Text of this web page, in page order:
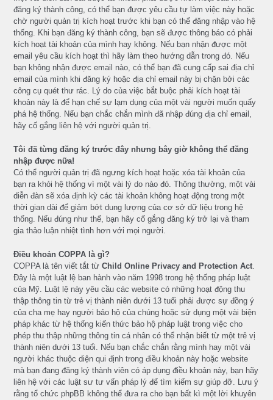
đăng ký thành công, có thể bạn được yêu cầu tự làm việc này hoặc
chờ người quản trị kích hoạt trước khi bạn có thể đăng nhập vào hệ
thống. Khi bạn đăng ký thành công, bạn sẽ được thông báo có phải
kích hoạt tài khoản của mình hay không. Nếu bạn nhận được một
email yêu cầu kích hoạt thì hãy làm theo hướng dẫn trong đó. Nếu
bạn không nhận được email nào, có thể bạn đã cung cấp sai địa chỉ
email của mình khi đăng ký hoặc địa chỉ email này bị chặn bởi các
công cụ quét thư rác. Lý do của việc bắt buộc phải kích hoạt tài
khoản này là để hạn chế sự lạm dụng của một vài người muốn quấy
phá hệ thống. Nếu bạn chắc chắn mình đã nhập đúng địa chỉ email,
hãy cố gắng liên hệ với người quản trị.
Tôi đã từng đăng ký trước đây nhưng bây giờ không thể đăng
nhập được nữa!
Có thể người quản trị đã ngưng kích hoạt hoặc xóa tài khoản của
bạn ra khỏi hệ thống vì một vài lý do nào đó. Thông thường, một vài
diễn đàn sẽ xóa định kỳ các tài khoản không hoạt động trong một
thời gian dài để giảm bớt dung lượng của cơ sở dữ liệu trong hệ
thống. Nếu đúng như thế, bạn hãy cố gắng đăng ký trở lại và tham
gia thảo luận nhiệt tình hơn với mọi người.
Điều khoản COPPA là gì?
COPPA là tên viết tắt từChild Online Privacy and Protection Act.
Đây là một luật lệ ban hành vào năm 1998 trong hệ thống pháp luật
của Mỹ. Luật lệ này yêu cầu các website có những hoạt động thu
thập thông tin từ trẻ vị thành niên dưới 13 tuổi phải được sự đồng ý
của cha mẹ hay người bảo hộ của chúng hoặc sử dụng một vài biện
pháp khác từ hệ thống kiến thức bảo hộ pháp luật trong việc cho
phép thu thập những thông tin cá nhân có thể nhận biết từ một trẻ vị
thành niên dưới 13 tuổi. Nếu bạn chắc chắn rằng mình hay một vài
người khác thuộc diện qui định trong điều khoản này hoặc website
mà bạn đang đăng ký thành viên có áp dụng điều khoản này, bạn hãy
liên hệ với các luật sư tư vấn pháp lý để tìm kiếm sự giúp đỡ. Lưu ý
rằng tổ chức phpBB không thể đưa ra cho bạn bất kì một lời khuyên